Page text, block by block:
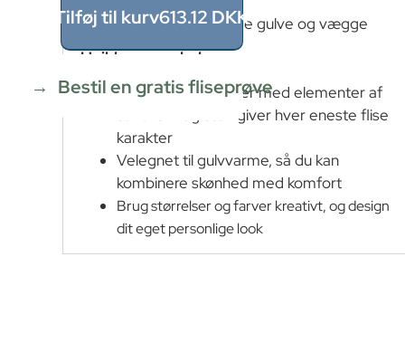
kasse
613.12
DKK
÷
1.28m²
Tilføj til kurv613.12 DKK
Bestil en gratis fliseprøve
Kan bruges på både gulve og vægge
Unikke egenskaber
Naturlige farvetoner med elementer af
sandkorn og sten giver hver eneste flise
karakter
Velegnet til gulvvarme, så du kan
kombinere skønhed med komfort
Brug størrelser og farver kreativt, og design
dit eget personlige look